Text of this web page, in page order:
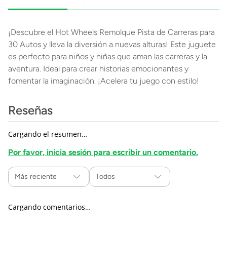
¡Descubre el Hot Wheels Remolque Pista de Carreras para
30 Autos y lleva la diversión a nuevas alturas! Este juguete
es perfecto para niños y niñas que aman las carreras y la
aventura. Ideal para crear historias emocionantes y
fomentar la imaginación. ¡Acelera tu juego con estilo!
Reseñas
Cargando el resumen…
Por favor, inicia sesión para escribir un comentario.
Más reciente Todos
Cargando comentarios…